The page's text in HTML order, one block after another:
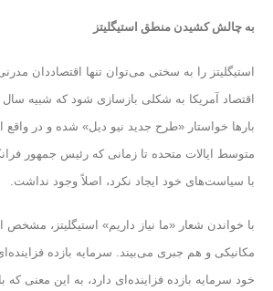
به چالش کشیدن منطق استیگلیتز
استیگلیتز را به سختی می‌توان تنها اقتصاددان
اقتصاد آمریکا به شکلی بازسازی شود که شبیه سال ۱۹۳۹ باشد
بارها خواستار «طرح جدید نیو دیل» شده و در واقع
متوسط ​​ایالات متحده تا زمانی که رئیس جمهور
با سیاست‌های خود ایجاد نکرد، اصلاً وجود نداشت.
با خواندن شعار «ما نیاز داریم» استیگلیتز،
مکانیکی و هم جبری می‌بیند. سرمایه بازده
خود سرمایه بازده فزاینده‌ای دارد، به این معنی